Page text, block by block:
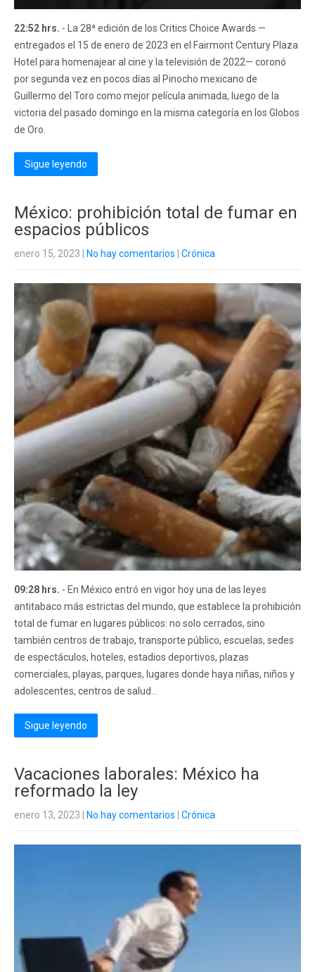
22:52 hrs. - La 28ª edición de los Critics Choice Awards —
entregados el 15 de enero de 2023 en el Fairmont Century Plaza
Hotel para homenajear al cine y la televisión de 2022— coronó
por segunda vez en pocos días al Pinocho mexicano de
Guillermo del Toro como mejor película animada, luego de la
victoria del pasado domingo en la misma categoría en los Globos
de Oro.
Sigue leyendo
México: prohibición total de fumar en
espacios públicos
enero 15, 2023 No hay comentarios Crónica
09:28 hrs. - En México entró en vigor hoy una de las leyes
antitabaco más estrictas del mundo, que establece la prohibición
total de fumar en lugares públicos: no solo cerrados, sino
también centros de trabajo, transporte público, escuelas, sedes
de espectáculos, hoteles, estadios deportivos, plazas
comerciales, playas, parques, lugares donde haya niñas, niños y
adolescentes, centros de salud...
Sigue leyendo
Vacaciones laborales: México ha
reformado la ley
enero 13, 2023 No hay comentarios Crónica